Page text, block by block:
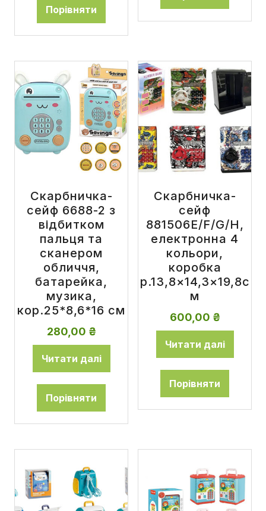
Порівняти
Скарбничка-
сейф 6688-2 з
відбитком
пальця та
сканером
обличчя,
батарейка,
музика,
кор.25*8,6*16 см
280,00 ₴
Читати далі
Порівняти
Скарбничка-
сейф
881506E/F/G/H,
електронна 4
кольори,
коробка
р.13,8×14,3×19,8с
м
600,00 ₴
Читати далі
Порівняти